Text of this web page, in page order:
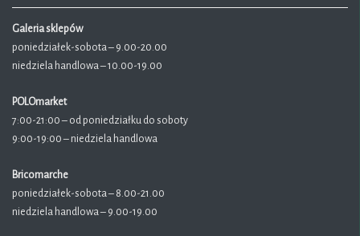
Galeria sklepów
poniedziałek-sobota – 9.00-20.00
niedziela handlowa – 10.00-19.00
POLOmarket
7:00-21:00 – od poniedziałku do soboty
9:00-19:00 – niedziela handlowa
Bricomarche
poniedziałek-sobota – 8.00-21.00
niedziela handlowa – 9.00-19.00